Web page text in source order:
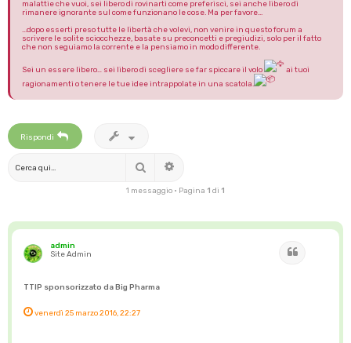
malattie che vuoi, sei libero di rovinarti come preferisci, sei anche libero di
rimanere ignorante sul come funzionano le cose. Ma per favore...
...dopo esserti preso tutte le libertà che volevi, non venire in questo forum a
scrivere le solite sciocchezze, basate su preconcetti e pregiudizi, solo per il fatto
che non seguiamo la corrente e la pensiamo in modo differente.
Sei un essere libero… sei libero di scegliere se far spiccare il volo
ai tuoi
ragionamenti o tenere le tue idee intrappolate in una scatola.
Rispondi
Cerca
1 messaggio • Pagina 1 di 1
admin
Site Admin
TTIP sponsorizzato da Big Pharma
venerdì 25 marzo 2016, 22:27